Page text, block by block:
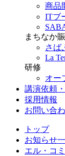
商品
ITブ
まちなか
さば
La
研修
オー
講演依頼
採用情報
お問い合
トップ
お知らせ
エル・コ